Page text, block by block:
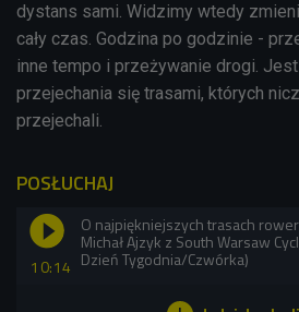
dystans sami. Widzimy wtedy
cały czas. Godzina po godzinie -
inne tempo i przeżywanie drogi.
przejechania się trasami, których
przejechali.
POSŁUCHAJ
10:14
O najpiękniejszych trasach
Michał Ajzyk z South Warsaw
Dzień Tygodnia/Czwórka)